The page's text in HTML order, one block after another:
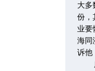
大多
份，
业要
海同
诉他